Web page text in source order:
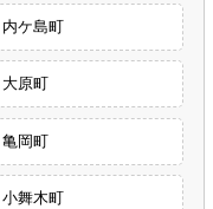
内ケ島町
大原町
亀岡町
小舞木町